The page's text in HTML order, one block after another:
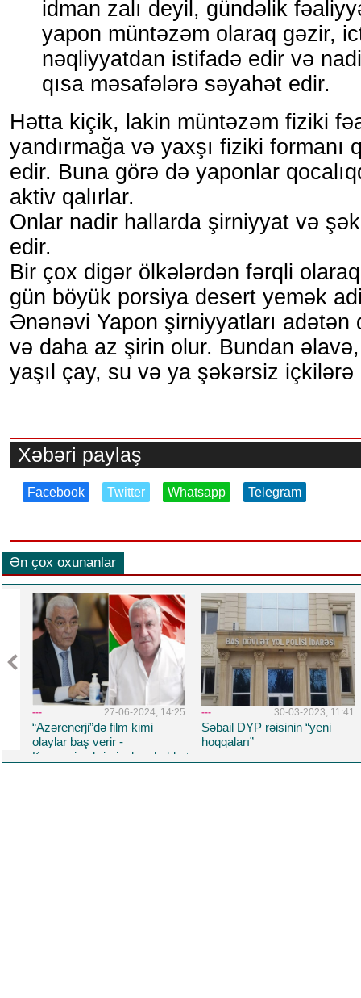
idman zalı deyil, gündəlik
yapon müntəzəm olaraq gəzir,
nəqliyyatdan istifadə edir və
qısa məsafələrə səyahət edir.
Hətta kiçik, lakin müntəzəm fiziki
yandırmağa və yaxşı fiziki formanı
edir. Buna görə də yaponlar
aktiv qalırlar.
Onlar nadir hallarda şirniyyat və
edir.
Bir çox digər ölkələrdən fərqli
gün böyük porsiya desert yemək
Ənənəvi Yapon şirniyyatları adətən
və daha az şirin olur. Bundan
yaşıl çay, su və ya şəkərsiz
Xəbəri paylaş
Facebook Twitter Whatsapp Telegram
Ən çox oxunanlar
--- 27-06-2024, 14:25
“Azərenerji”də film kimi
olaylar baş verir -
Korrupsiya,kriminal,məhəbbət
--- 30-03-2023, 11:41
Səbail DYP rəisinin “yeni
hoqqaları”